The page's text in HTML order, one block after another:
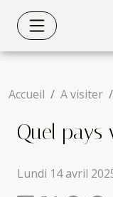
Accueil A visiter
Quel pays
Lundi 14 avril